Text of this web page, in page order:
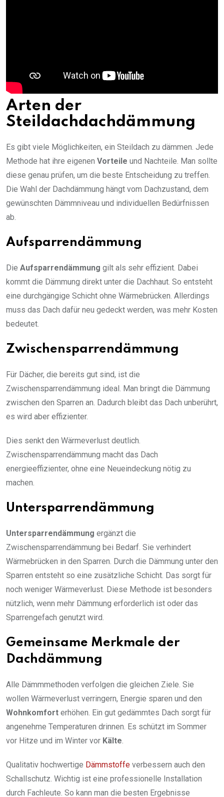
Arten der
Steildachdachdämmung
Es gibt viele Möglichkeiten, ein Steildach zu dämmen. Jede
Methode hat ihre eigenen Vorteile und Nachteile. Man sollte
diese genau prüfen, um die beste Entscheidung zu treffen.
Die Wahl der Dachdämmung hängt vom Dachzustand, dem
gewünschten Dämmniveau und individuellen Bedürfnissen
ab.
Aufsparrendämmung
Die Aufsparrendämmung gilt als sehr effizient. Dabei
kommt die Dämmung direkt unter die Dachhaut. So entsteht
eine durchgängige Schicht ohne Wärmebrücken. Allerdings
muss das Dach dafür neu gedeckt werden, was mehr Kosten
bedeutet.
Zwischensparrendämmung
Für Dächer, die bereits gut sind, ist die
Zwischensparrendämmung ideal. Man bringt die Dämmung
zwischen den Sparren an. Dadurch bleibt das Dach unberührt,
es wird aber effizienter.
Dies senkt den Wärmeverlust deutlich.
Zwischensparrendämmung macht das Dach
energieeffizienter, ohne eine Neueindeckung nötig zu
machen.
Untersparrendämmung
Untersparrendämmung ergänzt die
Zwischensparrendämmung bei Bedarf. Sie verhindert
Wärmebrücken in den Sparren. Durch die Dämmung unter den
Sparren entsteht so eine zusätzliche Schicht. Das sorgt für
noch weniger Wärmeverlust. Diese Methode ist besonders
nützlich, wenn mehr Dämmung erforderlich ist oder das
Sparrengefach genutzt wird.
Gemeinsame Merkmale der
Dachdämmung
Alle Dämmmethoden verfolgen die gleichen Ziele. Sie
wollen Wärmeverlust verringern, Energie sparen und den
Wohnkomfort erhöhen. Ein gut gedämmtes Dach sorgt für
angenehme Temperaturen drinnen. Es schützt im Sommer
vor Hitze und im Winter vor Kälte
Qualitativ hochwertige Dämmstoffe verbessern auch den
Schallschutz. Wichtig ist eine professionelle Installation
durch Fachleute. So kann man die besten Ergebnisse